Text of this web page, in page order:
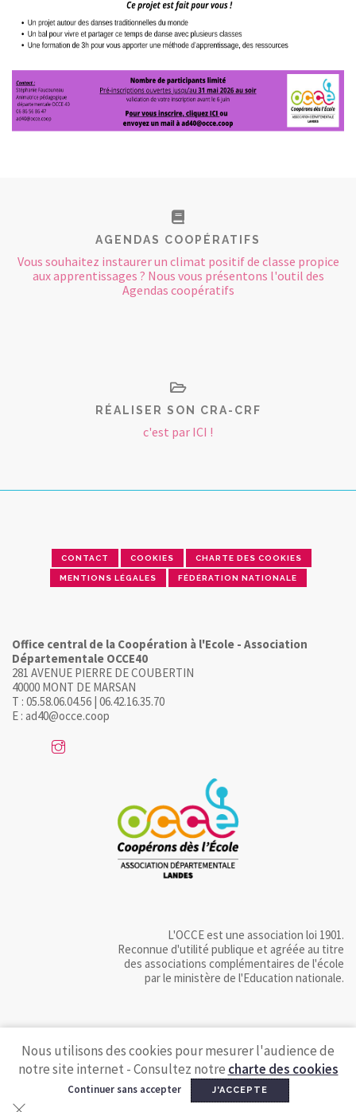
AGENDAS COOPÉRATIFS
Vous souhaitez instaurer un climat positif de classe propice
aux apprentissages ? Nous vous présentons l'outil des
Agendas coopératifs
RÉALISER SON CRA-CRF
c'est par ICI !
CONTACT COOKIES CHARTE DES COOKIES
MENTIONS LÉGALES FÉDÉRATION NATIONALE
Office central de la Coopération à l'Ecole - Association
Départementale OCCE40
281 AVENUE PIERRE DE COUBERTIN
40000 MONT DE MARSAN
T : 05.58.06.04.56 | 06.42.16.35.70
E : ad40@occe.coop
L'OCCE est une association loi 1901.
Reconnue d'utilité publique et agréée au titre
des associations complémentaires de l'école
par le ministère de l'Education nationale.
Nous utilisons des cookies pour mesurer l'audience de
notre site internet - Consultez notre charte des cookies
Continuer sans accepter J'ACCEPTE